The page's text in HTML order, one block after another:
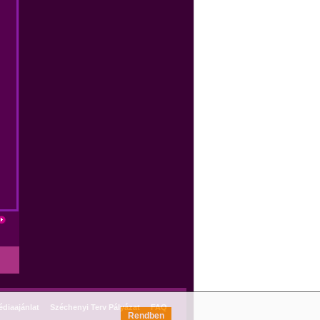
Széchenyi Terv Pályázat FAQ
Rendben